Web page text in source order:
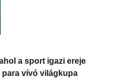
a sport igazi ereje
para vívó világkupa